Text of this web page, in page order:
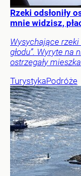
Rzeki odsłoniły
mnie widzisz,
Wysychające rzeki
głodu”. Wyryte
ostrzegały
TurystykaPodróże